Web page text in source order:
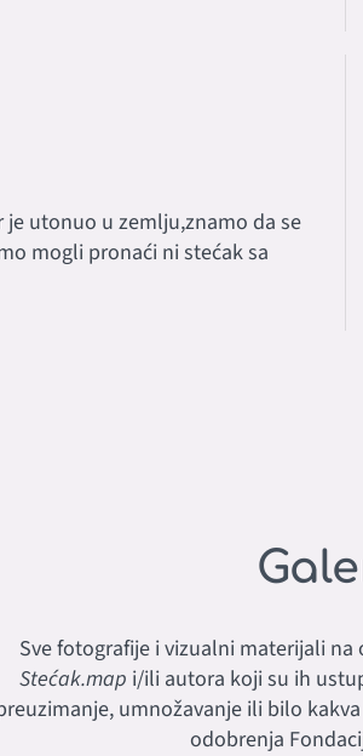
utonuo u zemlju,znamo da se
mogli pronaći ni stećak sa
Sve fotografije i vizualni materijali
Stećak.map i/ili autora koji su ih
umnožavanje ili bilo
odobrenja